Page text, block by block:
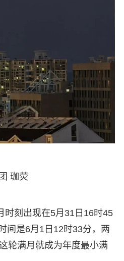
珈荧
时刻出现在5月31日16时45
间是6月1日12时33分，两
轮满月就成为年度最小满